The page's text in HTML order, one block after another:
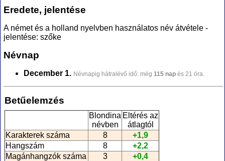
Eredete, jelentése
A német és a holland nyelvben használatos név átvétele -
jelentése: szőke
Névnap
December 1. Névnapig hátralévő idő: még 115 nap és 21 óra.
Betűelemzés
Blondina
névben
Eltérés az
átlagtól
Karakterek száma
8
+1,9
Hangszám
8
+2,2
Magánhangzók száma
3
+0,4